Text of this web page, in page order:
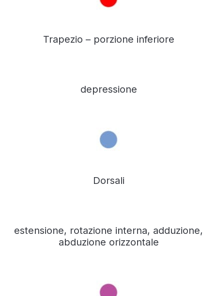
Trapezio – porzione inferiore
depressione
Dorsali
estensione, rotazione interna, adduzione,
abduzione orizzontale